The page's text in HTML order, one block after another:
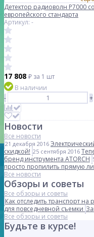
Детектор радиоволн P7000
европейского стандарта
Артикул: -
17 808 ₽ за 1 шт
В наличии
-
+
Новости
Все новости
21 декабря 2016
скидкой! 25 сентября 2016
бренд инструмента ATORCH
просто пропилить прямую
Все новости
Обзоры и советы
Все обзоры и советы
Как отследить транспорт на
для повседневной съемки
Все обзоры и советы
Будьте в курсе!